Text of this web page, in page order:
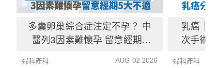
多囊卵巢綜合症注定不孕？ 中
醫列3因素難懷孕 留意經期5
婦科產科 AUG 02 2026
乳癌｜
次手術
婦科產科